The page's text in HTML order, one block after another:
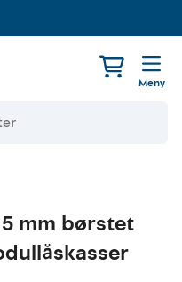
Meny
mm børstet